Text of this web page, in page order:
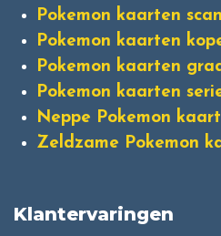
Pokemon kaarten
Pokemon kaarten
Pokemon kaarten
Pokemon kaarten
Neppe Pokemon
Zeldzame Pokemon
Klantervaringen